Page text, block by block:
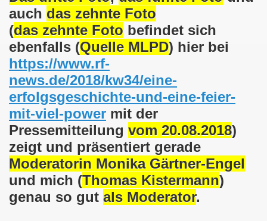
auch das zehnte Foto
(das zehnte Foto befindet sich
ebenfalls (Quelle MLPD) hier bei
https://www.rf-
news.de/2018/kw34/eine-
erfolgsgeschichte-und-eine-feier-
mit-viel-power mit der
Pressemitteilung vom 20.08.2018)
zeigt und präsentiert gerade
Moderatorin Monika Gärtner-Engel
und mich (Thomas Kistermann)
genau so gut als Moderator.
Montagsdemo-Bewegung am 12.05.2025 am Platz der
Montagsdemo-Bewegung am 14.04.2025 auf dem
Bewegung am 10.03.2025 am Platz der
am 03.02.2025 gegen Rechts in
Bewegung Gelsenkirchen am 13.01.2025 am Platz
Bewegung am 11.11.2024: Solidarität mit dem
solidarisiert sich am 14.10.2024 mit dem Volk
Volk und mit dem libanesischen Volk!